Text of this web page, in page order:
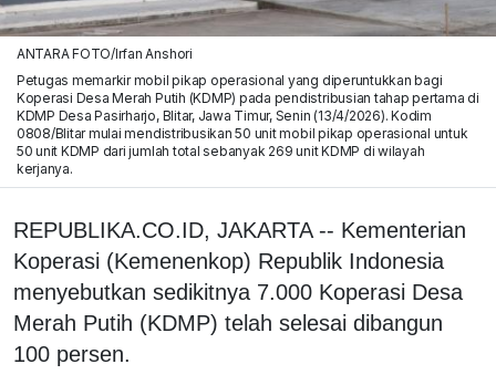
ANTARA FOTO/Irfan Anshori
Petugas memarkir mobil pikap operasional yang diperuntukkan bagi
Koperasi Desa Merah Putih (KDMP) pada pendistribusian tahap pertama di
KDMP Desa Pasirharjo, Blitar, Jawa Timur, Senin (13/4/2026). Kodim
0808/Blitar mulai mendistribusikan 50 unit mobil pikap operasional untuk
50 unit KDMP dari jumlah total sebanyak 269 unit KDMP di wilayah
kerjanya.
REPUBLIKA.CO.ID, JAKARTA -- Kementerian
Koperasi (Kemenenkop) Republik Indonesia
menyebutkan sedikitnya 7.000 Koperasi Desa
Merah Putih (KDMP) telah selesai dibangun
100 persen.